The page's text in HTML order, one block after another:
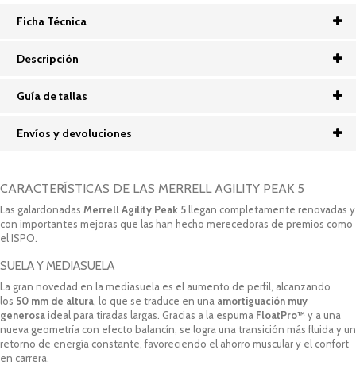
Ficha Técnica
Descripción
Guía de tallas
Envíos y devoluciones
CARACTERÍSTICAS DE LAS MERRELL AGILITY PEAK 5
Las galardonadas Merrell Agility Peak 5 llegan completamente renovadas y
con importantes mejoras que las han hecho merecedoras de premios como
el ISPO.
SUELA Y MEDIASUELA
La gran novedad en la mediasuela es el aumento de perfil, alcanzando
los 50 mm de altura , lo que se traduce en una amortiguación muy
generosaideal para tiradas largas. Gracias a la espuma FloatPro™ y a una
nueva geometría con efecto balancín, se logra una transición más fluida y un
retorno de energía constante, favoreciendo el ahorro muscular y el confort
en carrera.